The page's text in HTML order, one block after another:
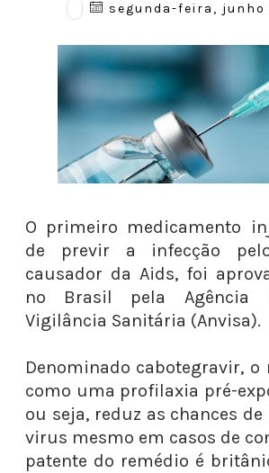
segunda-feira, junho
O primeiro medicamento
de previr a infecção
causador da Aids, foi
no Brasil pela Agência
Vigilância Sanitária (Anvisa). ⁠
Denominado cabotegravir, o
como uma profilaxia pré-
ou seja, reduz as chances
virus mesmo em casos de
patente do remédio é